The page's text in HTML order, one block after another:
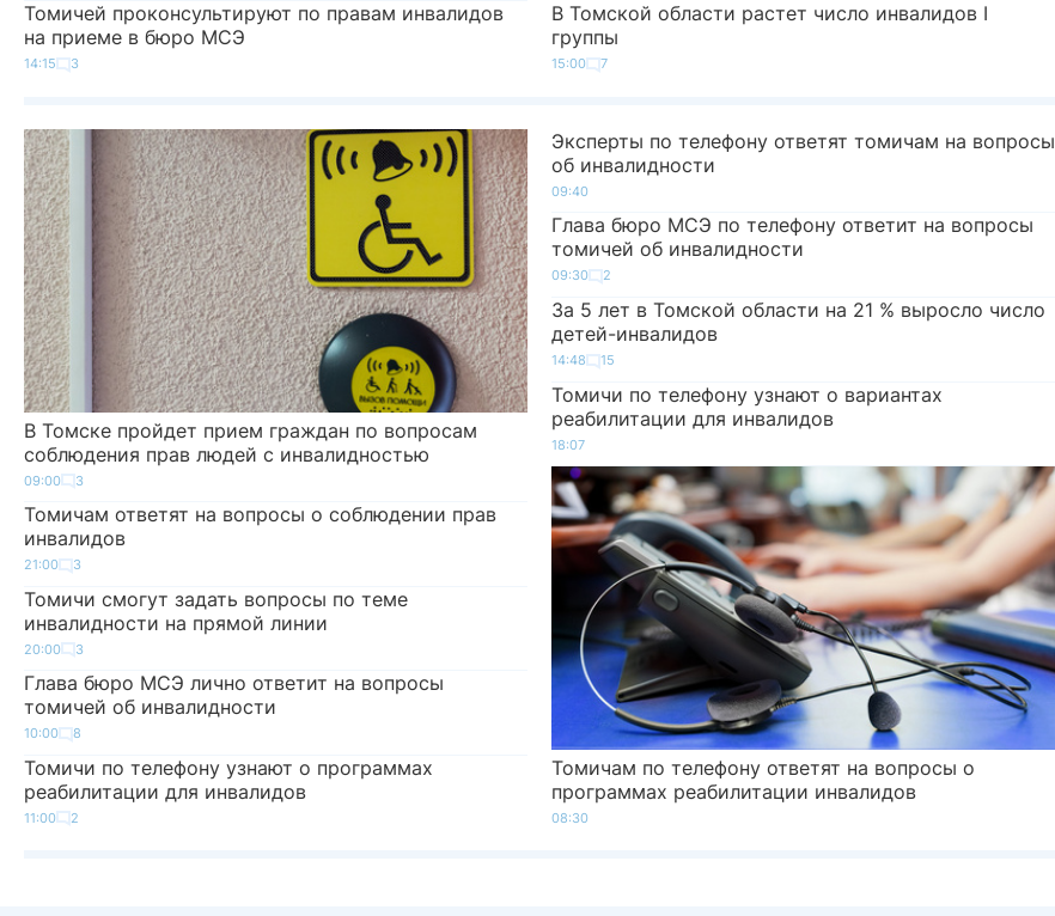
Томичей проконсультируют по правам инвалидов
на приеме в бюро МСЭ
14:15 3
В Томской области растет число инвалидов I
группы
15:00 7
В Томске пройдет прием граждан по вопросам
соблюдения прав людей с инвалидностью
09:00 3
Томичам ответят на вопросы о соблюдении прав
инвалидов
21:00 3
Томичи смогут задать вопросы по теме
инвалидности на прямой линии
20:00 3
Глава бюро МСЭ лично ответит на вопросы
томичей об инвалидности
10:00 8
Томичи по телефону узнают о программах
реабилитации для инвалидов
11:00 2
Эксперты по телефону ответят томичам на вопросы
об инвалидности
09:40
Глава бюро МСЭ по телефону ответит на вопросы
томичей об инвалидности
09:30 2
За 5 лет в Томской области на 21 % выросло число
детей-инвалидов
14:48 15
Томичи по телефону узнают о вариантах
реабилитации для инвалидов
18:07
Томичам по телефону ответят на вопросы о
программах реабилитации инвалидов
08:30